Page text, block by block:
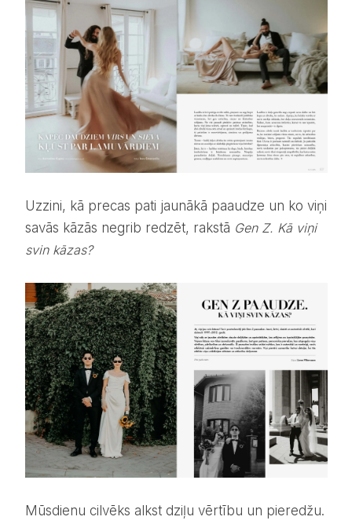
Uzzini, kā precas pati jaunākā paaudze un ko viņi
savās kāzās negrib redzēt, rakstā Gen Z. Kā viņi
svin kāzas?
Mūsdienu cilvēks alkst dziļu vērtību un pieredžu.